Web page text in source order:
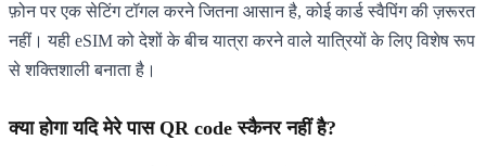
फ़ोन पर एक सेटिंग टॉगल करने जितना आसान है, कोई कार्ड स्वैपिंग की ज़रूरत
नहीं। यही eSIM को देशों के बीच यात्रा करने वाले यात्रियों के लिए विशेष रूप
से शक्तिशाली बनाता है।
क्या होगा यदि मेरे पास QR code स्कैनर नहीं है?